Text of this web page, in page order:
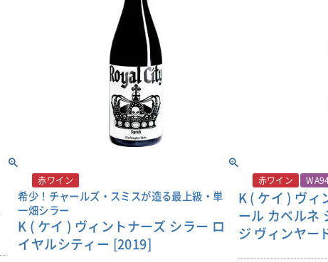
・リザーヴ「レオネッティのフラッグシッ
プであり、私たちの最上級の努力の結晶」
レオネッティ・リザーブの目標はシンプル
で、ワラワラ・ヴァレーのブドウ畑から、
品種に関わらず、カベルネソーヴィニヨン
を中心とした、最高のワインを造ることで
各ヴィンテージの最高の樽だけが、リザー
このワインは、世界で最も優れたブドウ畑
で造られているのです。
■栽培について
ブドウは、ワラ・ワラ・ヴァレー(アメリ
カのオレゴン州とワシントン州にまたがる
広大な海の神秘
包まれた夜のよ
リーを中心に、
オ豆、濡れた石
雑に絡み合いま
伴ったコンポー
感じられます。
ある魅力を備え
■ヴィンテージ
2020年は、ワシ
も、これまでで
つになるかもし
生育期間は長く
成熟しました。そ
も焦点の定まっ
赤ワイン
希少！チャールズ・スミスが造る最上級・単
一畑シラー
K ( ケイ ) ヴィントナーズ シラー ロ
イヤルシティー [2019]
赤ワイン
K ( ケイ ) ヴィ
ール カベルネ
ジ ヴィンヤー